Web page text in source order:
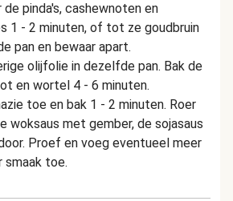
de pinda's, cashewnoten en
1 - 2 minuten, of tot ze goudbruin
pan en bewaar apart.
olijfolie in dezelfde pan. Bak de
en wortel 4 - 6 minuten.
toe en bak 1 - 2 minuten. Roer
woksaus met gember, de sojasaus
Proef en voeg eventueel meer
smaak toe.